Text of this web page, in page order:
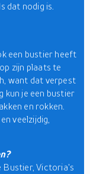
dat nodig is.
een bustier heeft
zijn plaats te
want dat verpest
kun je een bustier
en rokken.
veelzijdig,
Bustier, Victoria's